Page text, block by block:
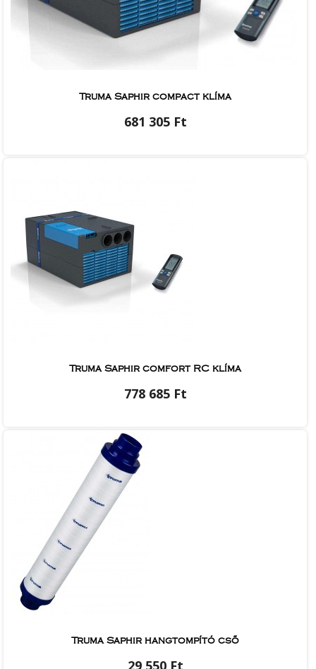
Truma Saphir compact klíma
681 305 Ft
Truma Saphir comfort RC klíma
778 685 Ft
Truma Saphir hangtompító cső
29 550 Ft